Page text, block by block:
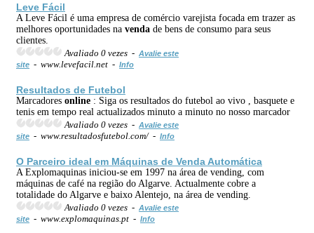
Leve Fácil
A Leve Fácil é uma empresa de comércio varejista focada em trazer as
melhores oportunidades na venda de bens de consumo para seus
clientes.
Avaliado 0 vezes - Avalie este
site - www.levefacil.net - Info
Resultados de Futebol
Marcadores online : Siga os resultados do futebol ao vivo , basquete e
tenis em tempo real actualizados minuto a minuto no nosso marcador
Avaliado 0 vezes - Avalie este
site - www.resultadosfutebol.com/ - Info
O Parceiro ideal em Máquinas de Venda Automática
A Explomaquinas iniciou-se em 1997 na área de vending, com
máquinas de café na região do Algarve. Actualmente cobre a
totalidade do Algarve e baixo Alentejo, na área de vending.
Avaliado 0 vezes - Avalie este
site - www.explomaquinas.pt - Info